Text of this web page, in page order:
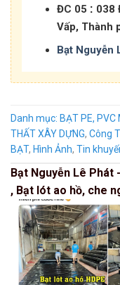
ĐC 05 : 038
Vấp, Thành
Bạt Nguyễn
Danh mục: BẠT PE, PVC
THẤT XÂY DỰNG, Công
BẠT, Hình Ảnh, Tin
Bạt Nguyễn Lê Phát
, Bạt lót ao hồ, che